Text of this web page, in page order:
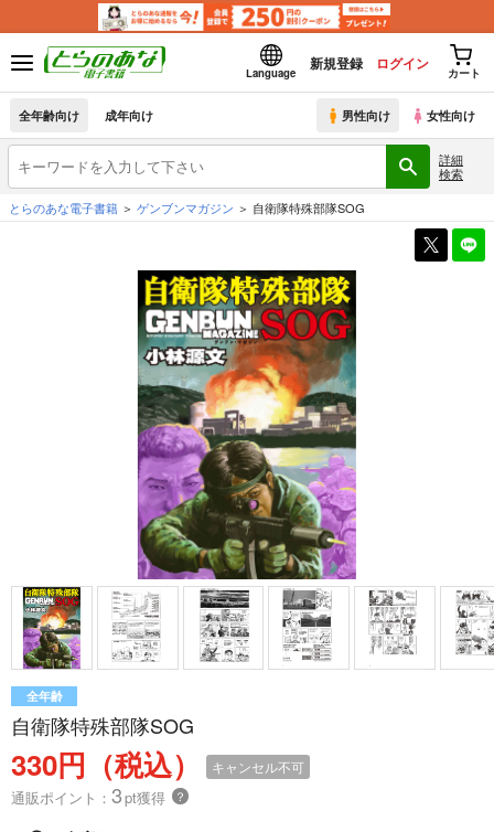
Language
新規登録 ログイン
カート
全年齢向け 成年向け 男性向け 女性向け
詳細
検索
とらのあな電子書籍
ゲンブンマガジン 自衛隊特殊部隊SOG
全年齢
自衛隊特殊部隊SOG
330円（税込） キャンセル不可
通販ポイント： 3pt獲得 ？